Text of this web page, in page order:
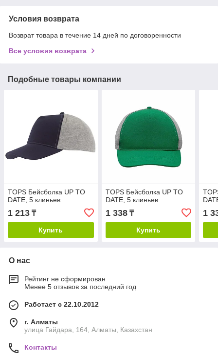
Условия возврата
Возврат товара в течение 14 дней по договоренности
Все условия возврата
Подобные товары компании
TOPS Бейсболка UP TO
DATE, 5 клиньев
1 213 ₸
Купить
TOPS Бейсболка UP TO
DATE, 5 клиньев
1 338₸
Купить
1
О нас
Рейтинг не сформирован
Менее 5 отзывов за последний год
Работает с 22.10.2012
г. Алматы
улица Гайдара, 164, Алматы, Казахстан
Контакты